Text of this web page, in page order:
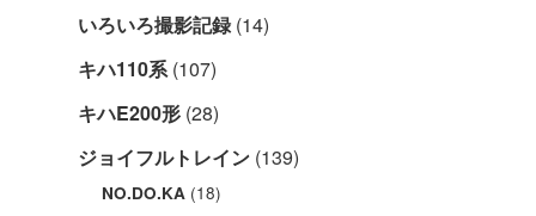
いろいろ撮影記録 (14)
キハ110系 (107)
キハE200形 (28)
ジョイフルトレイン (139)
NO.DO.KA (18)